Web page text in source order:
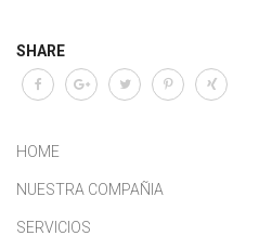
SHARE
HOME
NUESTRA COMPAÑIA
SERVICIOS